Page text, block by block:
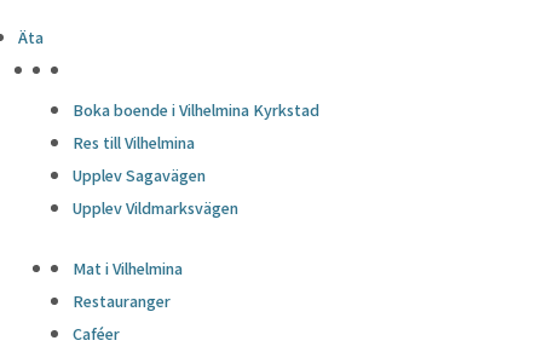
Äta
Boka boende i Vilhelmina Kyrkstad
Res till Vilhelmina
Upplev Sagavägen
Upplev Vildmarksvägen
Mat i Vilhelmina
Restauranger
Caféer